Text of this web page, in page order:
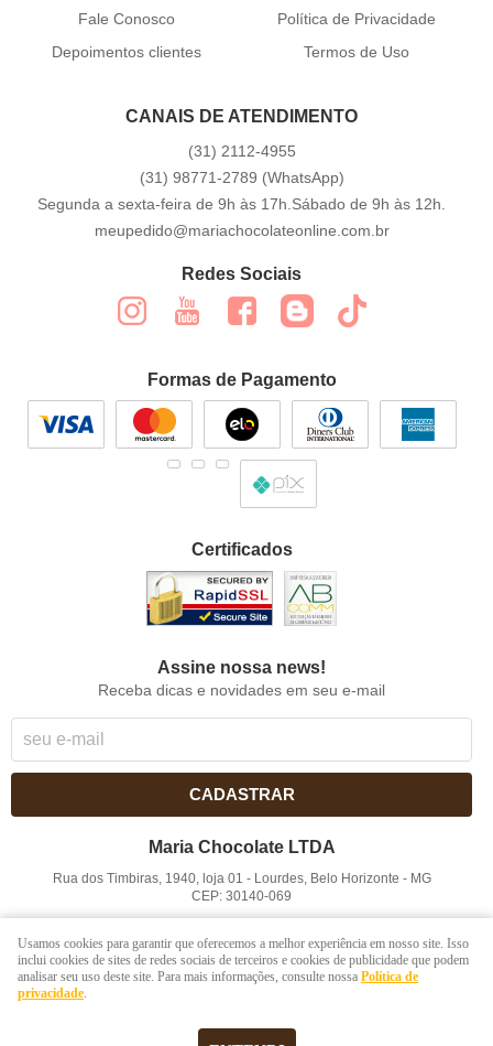
Fale Conosco
Depoimentos clientes
Política de Privacidade
Termos de Uso
CANAIS DE ATENDIMENTO
(31) 2112-4955
(31) 98771-2789 (WhatsApp)
Segunda a sexta-feira de 9h às 17h.Sábado de 9h às 12h.
meupedido@mariachocolateonline.com.br
Redes Sociais
Formas de Pagamento
Certificados
Assine nossa news!
Receba dicas e novidades em seu e-mail
CADASTRAR
Maria Chocolate LTDA
Rua dos Timbiras, 1940, loja 01 - Lourdes, Belo Horizonte - MG
CEP: 30140-069
LOJA VIRTUAL CRIADA POR
Usamos cookies para garantir que oferecemos a melhor experiência em nosso site. Isso
inclui cookies de sites de redes sociais de terceiros e cookies de publicidade que podem
analisar seu uso deste site. Para mais informações, consulte nossa Política de
privacidade.